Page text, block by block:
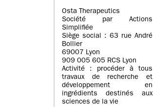
Osta Therapeutics
Société par Actions
Simplifiée
Siège social : 63 rue André
Bollier
69007 Lyon
909 005 605 RCS Lyon
Activité : procéder à tous
travaux de recherche et
développement en
ingrédients destinés aux
sciences de la vie